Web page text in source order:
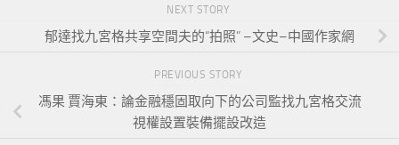
NEXT STORY
郁達找九宮格共享空間夫的“拍照” –文史–中國作家網
PREVIOUS STORY
馮果 賈海東：論金融穩固取向下的公司監找九宮格交流
視權設置裝備擺設改造